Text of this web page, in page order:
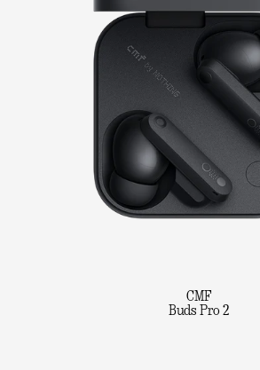
CMF
Buds Pro 2